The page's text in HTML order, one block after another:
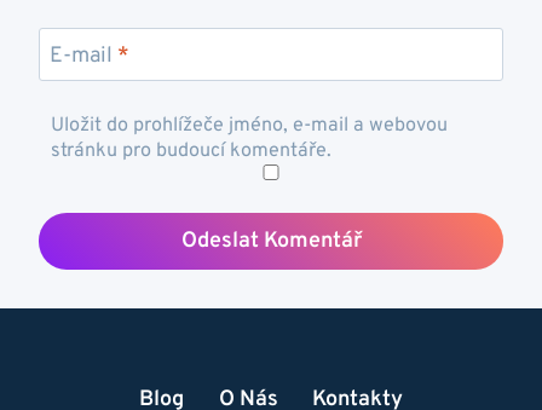
E-mail *
Uložit do prohlížeče jméno, e-mail a webovou
stránku pro budoucí komentáře.
Blog O Nás Kontakty